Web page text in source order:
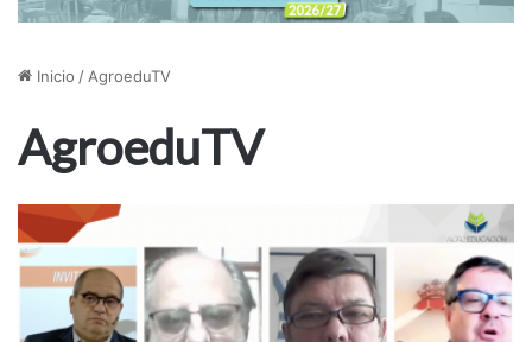
Inicio / AgroeduTV
AgroeduTV